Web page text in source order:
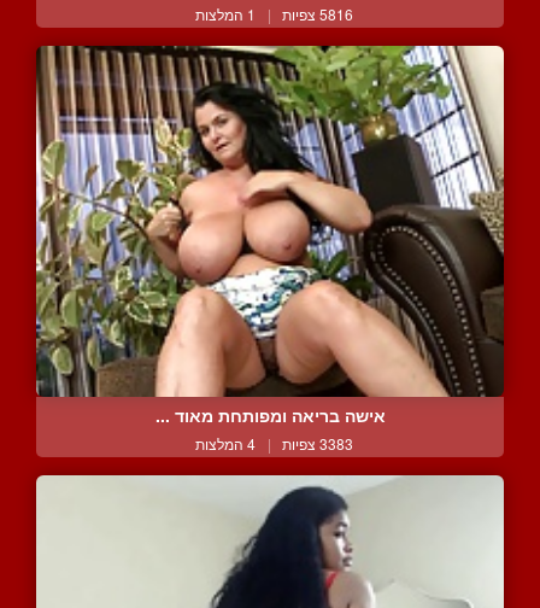
5816 צפיות | 1 המלצות
אישה בריאה ומפותחת מאוד ...
3383 צפיות | 4 המלצות